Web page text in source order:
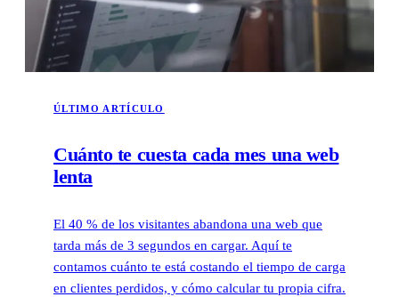
ÚLTIMO ARTÍCULO
Cuánto te cuesta cada mes una web
lenta
El 40 % de los visitantes abandona una web que
tarda más de 3 segundos en cargar. Aquí te
contamos cuánto te está costando el tiempo de carga
en clientes perdidos, y cómo calcular tu propia cifra.